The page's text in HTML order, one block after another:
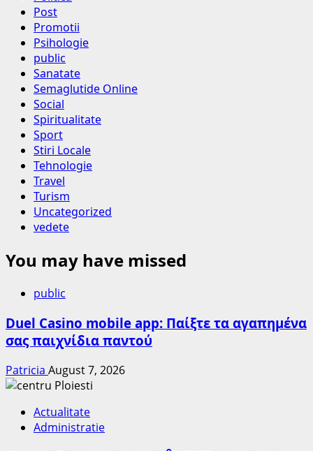
Post
Promotii
Psihologie
public
Sanatate
Semaglutide Online
Social
Spiritualitate
Sport
Stiri Locale
Tehnologie
Travel
Turism
Uncategorized
vedete
You may have missed
public
Duel Casino mobile app: Παίξτε τα αγαπημένα
σας παιχνίδια παντού
Patricia August 7, 2026
Actualitate
Administratie